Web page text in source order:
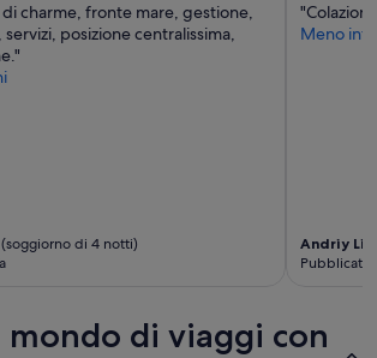
charme, fronte mare, gestione,
posizione centralissima,
(soggiorno di 4 notti)
Meno
Andriy
Pubblicata
mondo di viaggi con